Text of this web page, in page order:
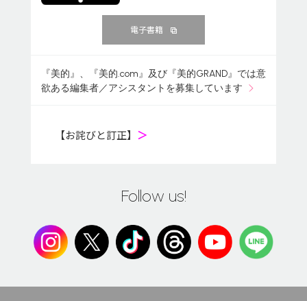
電子書籍
『美的』、『美的.com』及び『美的GRAND』では意
欲ある編集者／アシスタントを募集しています
【お詫びと訂正】 ＞
Follow us!